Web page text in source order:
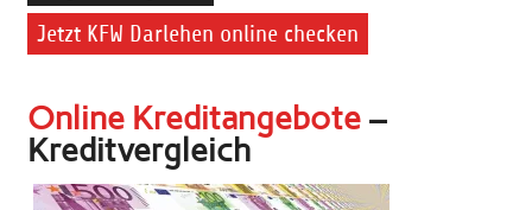
Jetzt KFW Darlehen online checken
Online Kreditangebote–
Kreditvergleich